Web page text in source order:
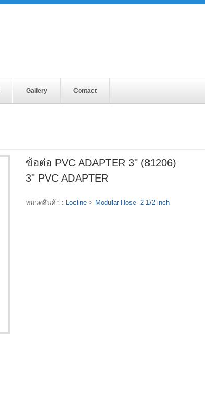
Gallery Contact
ข้อต่อ PVC ADAPTER 3" (81206)
3" PVC ADAPTER
หมวดสินค้า : Locline > Modular Hose -2-1/2 inch